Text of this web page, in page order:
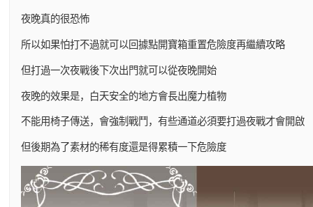
夜晚真的很恐怖
所以如果怕打不過就可以回據點開寶箱重置危險度再繼續攻略
但打過一次夜戰後下次出門就可以從夜晚開始
夜晚的效果是，白天安全的地方會長出魔力植物
不能用椅子傳送，會強制戰鬥，有些通道必須要打過夜戰才會開啟
但後期為了素材的稀有度還是得累積一下危險度